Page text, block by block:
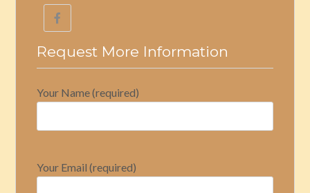
Request More Information
Your Name (required)
Your Email (required)